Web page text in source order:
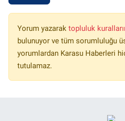
Yorum yazarak topluluk
bulunuyor ve tüm sorumluluğu
yorumlardan Karasu Haberleri
tutulamaz.